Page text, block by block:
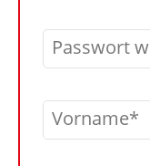
Passwort
Vorname